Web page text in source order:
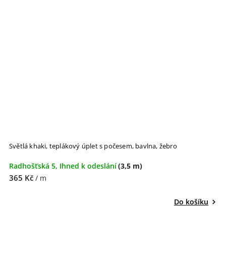
Světlá khaki, teplákový úplet s počesem, bavlna, žebro
Radhošťská 5, Ihned k odeslání(3,5 m)
365 Kč / m
Do košíku